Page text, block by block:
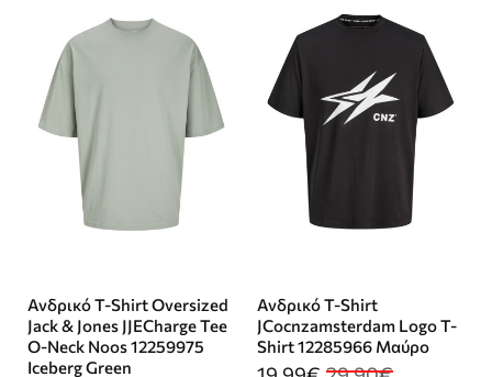
Ανδρικό T-Shirt Oversized
Jack & Jones JJECharge Tee
O-Neck Noos 12259975
Iceberg Green
Ανδρικό T-Shirt
JCocnzamsterdam Logo T-
Shirt 12285966 Μαύρο